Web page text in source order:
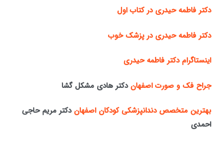
دکتر فاطمه حیدری در کتاب اول
دکتر فاطمه حیدری در پزشک خوب
اینستاگرام دکتر فاطمه حیدری
جراح فک و صورت اصفهان دکتر هادی مشکل گشا
بهترین متخصص دندانپزشکی کودکان اصفهان دکتر مریم حاجی
احمدی